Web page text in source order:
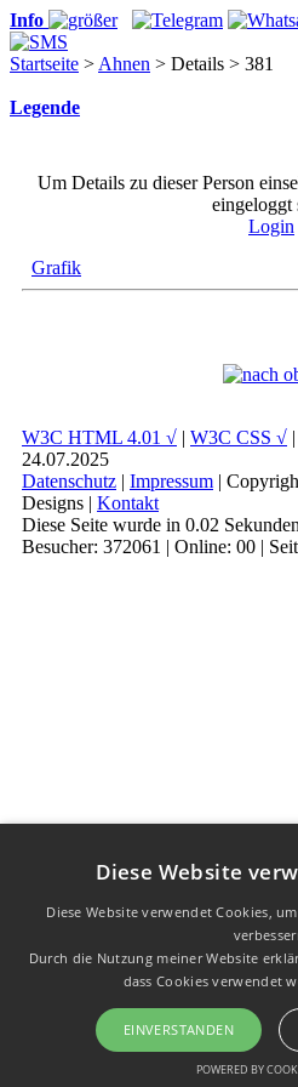
Info
Startseite > Ahnen > Details > 381
Legende
Um Details zu dieser Person
eingeloggt
Login
Grafik
W3C HTML 4.01 √ | W3C CSS √
24.07.2025
Datenschutz | Impressum |
Designs | Kontakt
Diese Seite wurde in 0.02
Besucher: 372061 | Online: 00 |
Diese Website
Diese Website verwendet Cookies,
Durch die Nutzung meiner Website
dass Cookies verwendet
EINVERSTANDEN
POWERED BY